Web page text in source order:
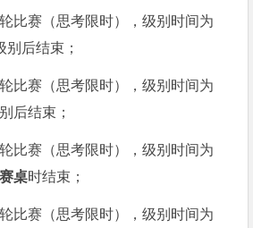
比赛（思考限时），级别时间为
别后结束；
比赛（思考限时），级别时间为
后结束；
比赛（思考限时），级别时间为
桌时结束；
比赛（思考限时），级别时间为